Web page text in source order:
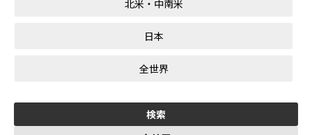
北米・中南米
日本
全世界